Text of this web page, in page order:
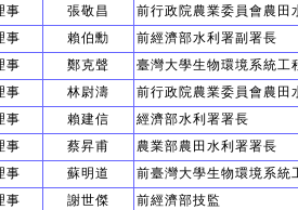
事
張敬昌
前行政院農業委員會農田
事
賴伯勳
前經濟部水利署副署長
事
鄭克聲
臺灣大學生物環境系統工
事
林尉濤
前行政院農業委員會農田
事
賴建信
經濟部水利署署長
事
蔡昇甫
農業部農田水利署署長
事
蘇明道
前臺灣大學生物環境系統
事
謝世傑
前經濟部技監